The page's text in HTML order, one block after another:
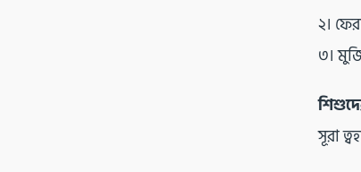
২।
৩।
সূরা